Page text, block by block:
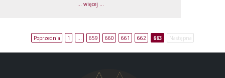
... więcej ...
Poprzednia 1 659 660 661 662 663 Następna